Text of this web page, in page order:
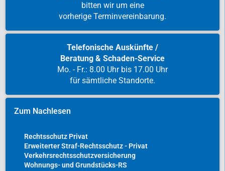
bitten wir um eine
vorherige Terminvereinbarung.
Telefonische Auskünfte /
Beratung & Schaden-Service
Mo. - Fr.: 8.00 Uhr bis 17.00 Uhr
für sämtliche Standorte.
Zum Nachlesen
Rechtsschutz Privat
Erweiterter Straf-Rechtsschutz - Privat
Verkehrsrechtsschutzversicherung
Wohnungs- und Grundstücks-RS